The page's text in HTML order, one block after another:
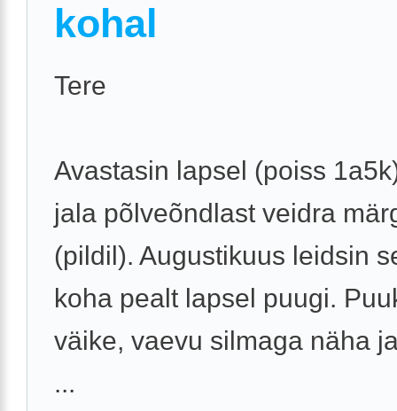
kohal
Tere
Avastasin lapsel (poiss
jala põlveõndlast veidra
(pildil). Augustikuus leidsin
koha pealt lapsel puugi.
väike, vaevu silmaga näha
...